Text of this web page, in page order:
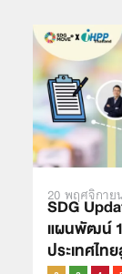
20 พฤศจิกาย
SDG
แผนพัฒน์
ประเทศไท